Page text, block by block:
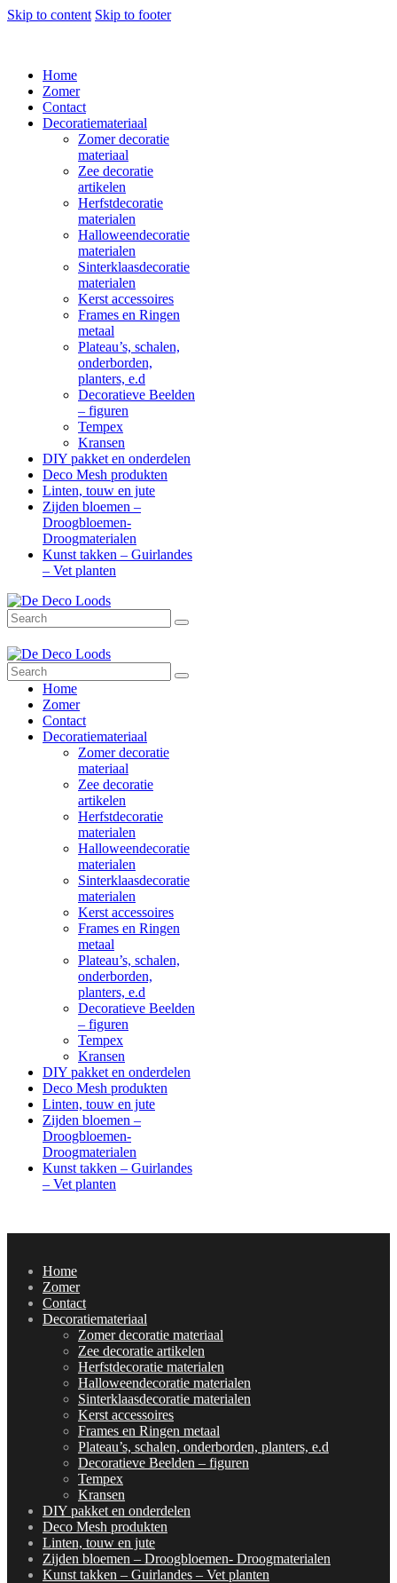
Skip to content Skip to footer
Home
Zomer
Contact
Decoratiemateriaal
Zomer decoratie
materiaal
Zee decoratie
artikelen
Herfstdecoratie
materialen
Halloweendecoratie
materialen
Sinterklaasdecoratie
materialen
Kerst accessoires
Frames en Ringen
metaal
Plateau’s, schalen,
onderborden,
planters, e.d
Decoratieve Beelden
– figuren
Tempex
Kransen
DIY pakket en onderdelen
Deco Mesh produkten
Linten, touw en jute
Zijden bloemen –
Droogbloemen-
Droogmaterialen
Kunst takken – Guirlandes
– Vet planten
Search
Search
Home
Zomer
Contact
Decoratiemateriaal
Zomer decoratie
materiaal
Zee decoratie
artikelen
Herfstdecoratie
materialen
Halloweendecoratie
materialen
Sinterklaasdecoratie
materialen
Kerst accessoires
Frames en Ringen
metaal
Plateau’s, schalen,
onderborden,
planters, e.d
Decoratieve Beelden
– figuren
Tempex
Kransen
DIY pakket en onderdelen
Deco Mesh produkten
Linten, touw en jute
Zijden bloemen –
Droogbloemen-
Droogmaterialen
Kunst takken – Guirlandes
– Vet planten
Home
Zomer
Contact
Decoratiemateriaal
Zomer decoratie materiaal
Zee decoratie artikelen
Herfstdecoratie materialen
Halloweendecoratie materialen
Sinterklaasdecoratie materialen
Kerst accessoires
Frames en Ringen metaal
Plateau’s, schalen, onderborden, planters, e.d
Decoratieve Beelden – figuren
Tempex
Kransen
DIY pakket en onderdelen
Deco Mesh produkten
Linten, touw en jute
Zijden bloemen – Droogbloemen- Droogmaterialen
Kunst takken – Guirlandes – Vet planten